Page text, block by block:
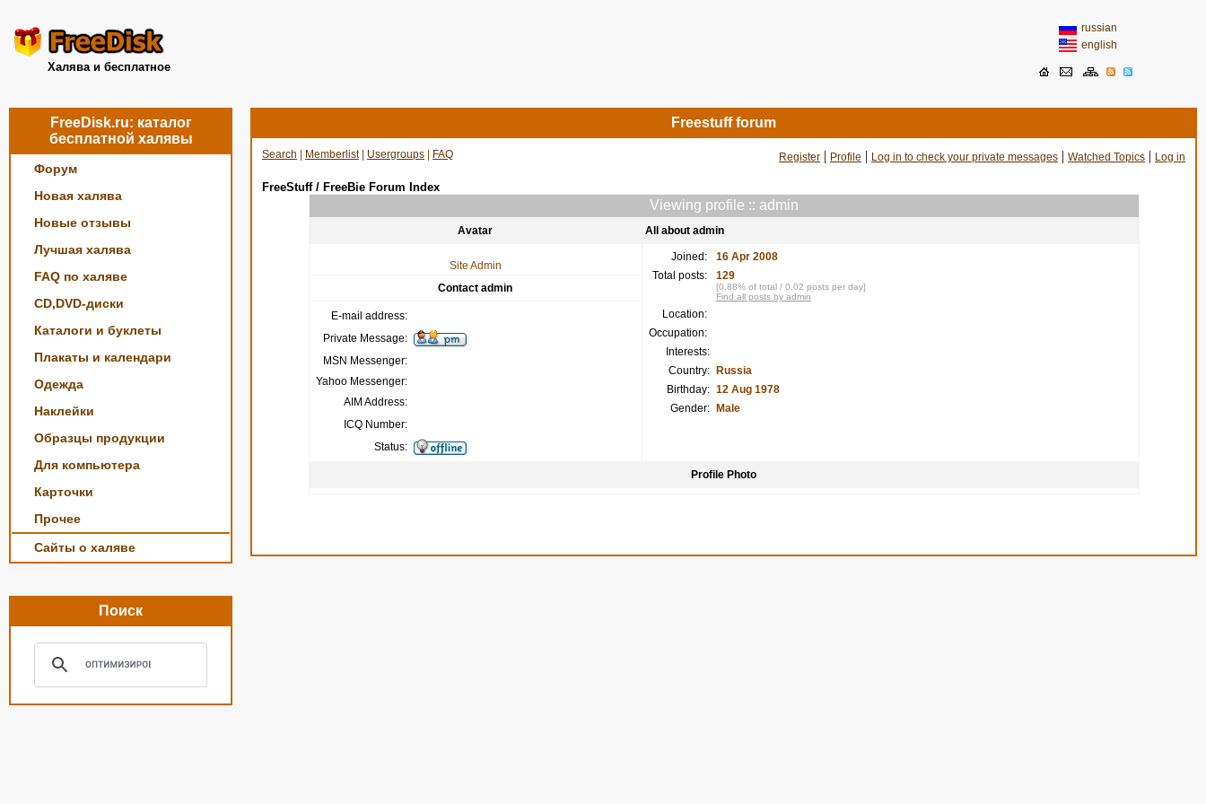
Халява и бесплатное
russian
english
FreeDisk.ru: каталог
бесплатной халявы
Форум
Новая халява
Новые отзывы
Лучшая халява
FAQ по халяве
CD,DVD-диски
Каталоги и буклеты
Плакаты и календари
Одежда
Наклейки
Образцы продукции
Для компьютера
Карточки
Прочее
Сайты о халяве
Поиск
Freestuff forum
Search Memberlist| Usergroups FAQ Register | Profile | Log in to check your private messages | Watched Topics | Log in
FreeStuff / FreeBie Forum Index
Viewing profile :: admin
Avatar All about admin
Site Admin
Joined:
16 Apr 2008
Total posts:
129
[0.88% of total / 0.02 posts per day]
Find all posts by admin
Location:
Occupation:
Interests:
Country:
Russia
Birthday: 12 Aug 1978
Gender:
Male
Contact admin
E-mail address:
Private Message:
MSN Messenger:
Yahoo Messenger:
AIM Address:
ICQ Number:
Status:
Profile Photo